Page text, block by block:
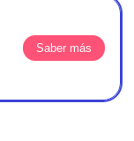
Saber más